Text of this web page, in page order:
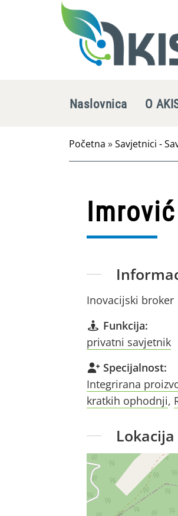
Naslovnica O
Početna »Savjetnici -
Inovacijski broker
Funkcija:
privatni savjetnik
Specijalnost:
Integrirana
kratkih ophodnji,
Lokacija